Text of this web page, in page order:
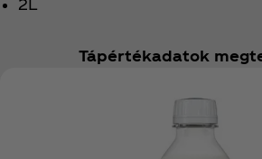
2L
Tápértékadatok